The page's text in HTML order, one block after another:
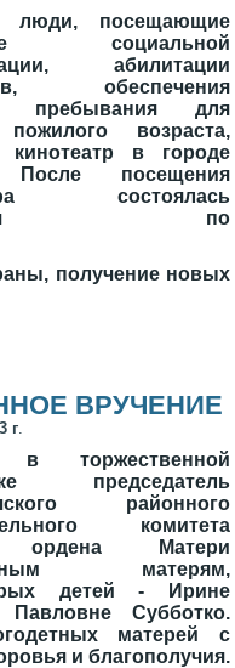
люди, посещающие
социальной
абилитации
обеспечения
пребывания для
возраста,
кинотеатр в городе
После посещения
состоялась
по
получение новых
ВРУЧЕНИЕ
г.
в торжественной
председатель
районного
комитета
ордена Матери
матерям,
детей - Ирине
Субботко.
матерей с
и благополучия.